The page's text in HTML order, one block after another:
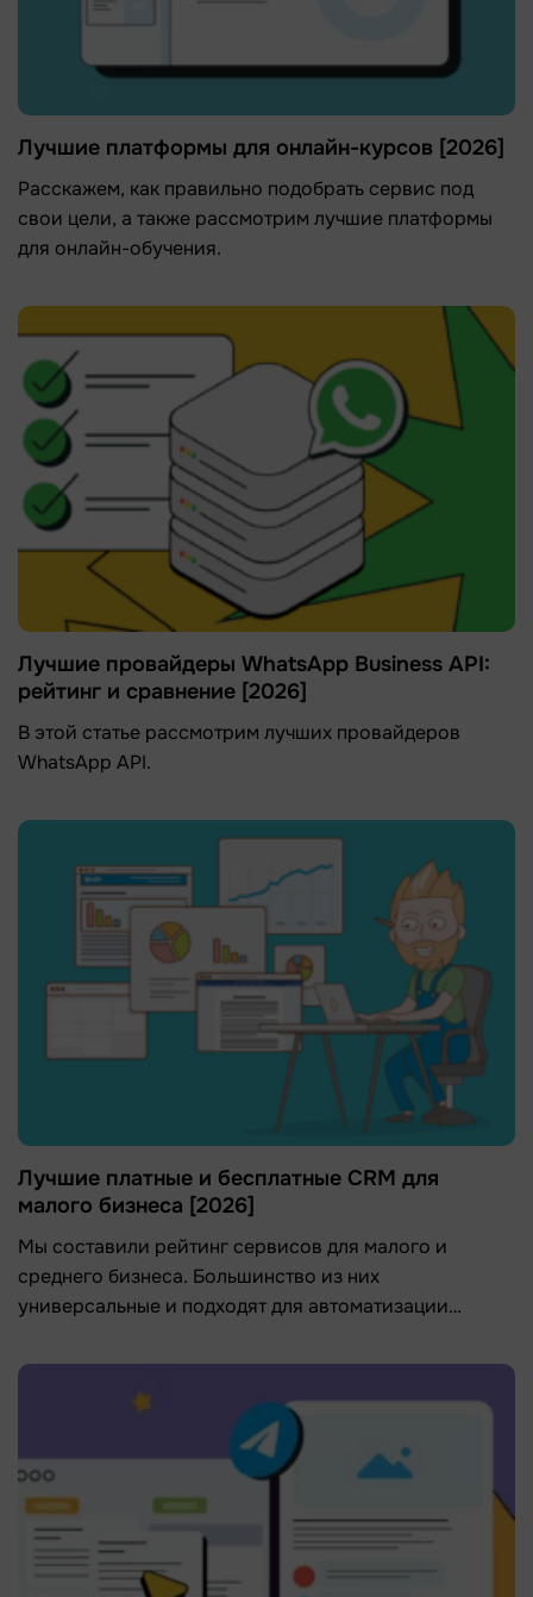
Лучшие платформы для онлайн-курсов [2026]
Расскажем, как правильно подобрать сервис под
свои цели, а также рассмотрим лучшие платформы
для онлайн-обучения.
Лучшие провайдеры WhatsApp Business API:
рейтинг и сравнение [2026]
В этой статье рассмотрим лучших провайдеров
WhatsApp API.
Лучшие платные и бесплатные CRM для
малого бизнеса [2026]
Мы составили рейтинг сервисов для малого и
среднего бизнеса. Большинство из них
универсальные и подходят для автоматизации